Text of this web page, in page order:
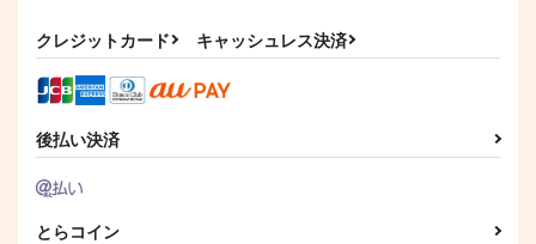
クレジットカード キャッシュレス決済
後払い決済
とらコイン